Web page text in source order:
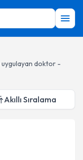
uygulayan doktor -
Akıllı Sıralama